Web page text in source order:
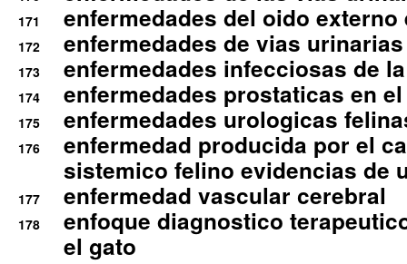
171 enfermedades del oido
172 enfermedades de vias
173 enfermedades infecciosas de
174 enfermedades prostaticas en
175 enfermedades urologicas
176
enfermedad producida por el
sistemico felino evidencias de
177 enfermedad vascular cerebral
178
enfoque diagnostico
el gato